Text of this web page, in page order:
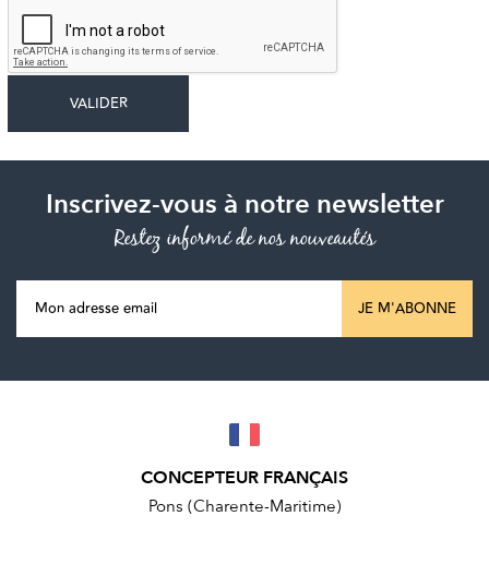
Inscrivez-vous à notre newsletter
Restez informé de nos nouveautés
JE M'ABONNE
CONCEPTEUR FRANÇAIS
Pons (Charente-Maritime)